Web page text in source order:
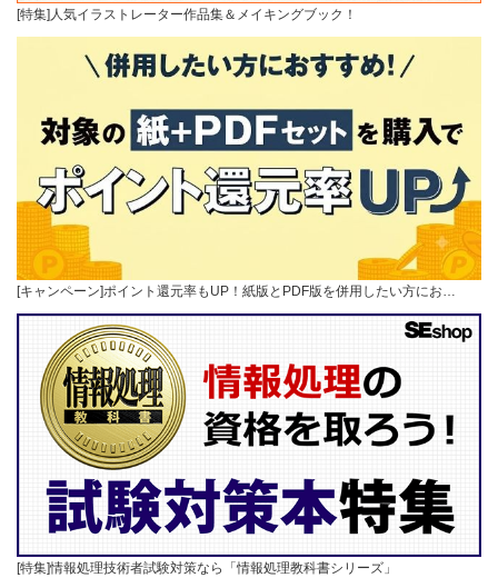
[特集]人気イラストレーター作品集＆メイキングブック！
[キャンペーン]ポイント還元率もUP！紙版とPDF版を併用したい方にお…
[特集]情報処理技術者試験対策なら「情報処理教科書シリーズ」